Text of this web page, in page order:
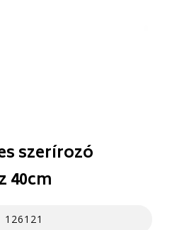
szerírozó
40cm
126121